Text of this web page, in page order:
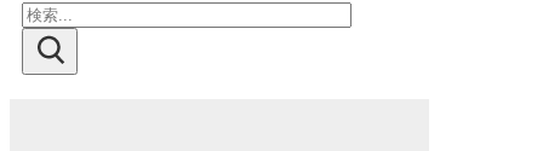
検
索